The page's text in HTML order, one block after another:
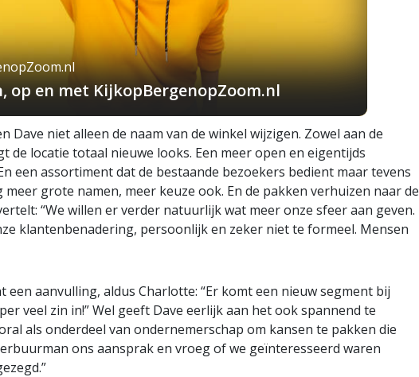
op en met KijkopBergenopZoom.nl
Dave niet alleen de naam van de winkel wijzigen. Zowel aan de
de locatie totaal nieuwe looks. Een meer open en eigentijds
een assortiment dat de bestaande bezoekers bedient maar tevens
grote namen, meer keuze ook. En de pakken verhuizen naar de
“We willen er verder natuurlijk wat meer onze sfeer aan geven.
klantenbenadering, persoonlijk en zeker niet te formeel. Mensen
een aanvulling, aldus Charlotte: “Er komt een nieuw segment bij
veel zin in!” Wel geeft Dave eerlijk aan het ook spannend te
als onderdeel van ondernemerschap om kansen te pakken die
ons aansprak en vroeg of we geïnteresseerd waren